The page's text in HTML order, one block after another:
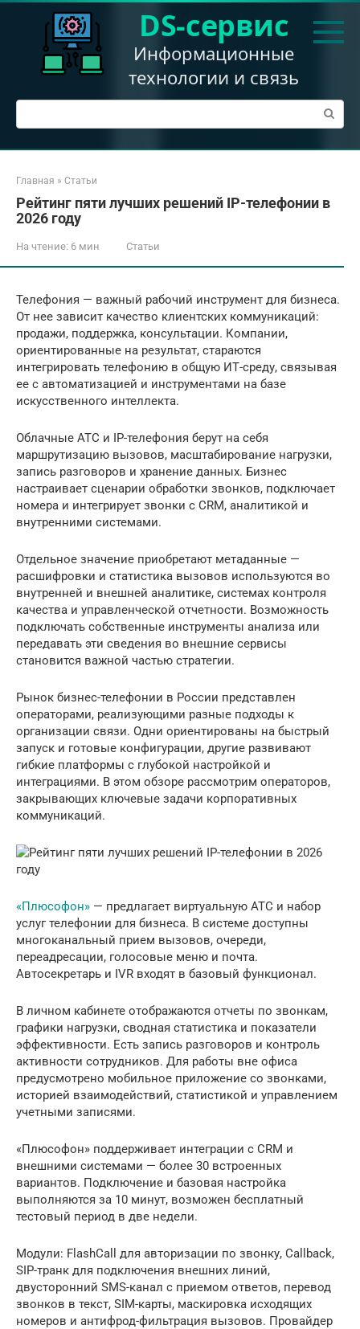
Перейти
DS-сервис
Информационные
технологии и связь
Поиск:
Главная » Статьи
Рейтинг пяти лучших решений IP-телефонии в
2026 году
На чтение: 6 мин Статьи
Телефония — важный рабочий инструмент для бизнеса.
От нее зависит качество клиентских коммуникаций:
продажи, поддержка, консультации. Компании,
ориентированные на результат, стараются
интегрировать телефонию в общую ИТ-среду, связывая
ее с автоматизацией и инструментами на базе
искусственного интеллекта.
Облачные АТС и IP-телефония берут на себя
маршрутизацию вызовов, масштабирование нагрузки,
запись разговоров и хранение данных. Бизнес
настраивает сценарии обработки звонков, подключает
номера и интегрирует звонки с CRM, аналитикой и
внутренними системами.
Отдельное значение приобретают метаданные —
расшифровки и статистика вызовов используются во
внутренней и внешней аналитике, системах контроля
качества и управленческой отчетности. Возможность
подключать собственные инструменты анализа или
передавать эти сведения во внешние сервисы
становится важной частью стратегии.
Рынок бизнес-телефонии в России представлен
операторами, реализующими разные подходы к
организации связи. Одни ориентированы на быстрый
запуск и готовые конфигурации, другие развивают
гибкие платформы с глубокой настройкой и
интеграциями. В этом обзоре рассмотрим операторов,
закрывающих ключевые задачи корпоративных
коммуникаций.
«Плюсофон» — предлагает виртуальную АТС и набор
услуг телефонии для бизнеса. В системе доступны
многоканальный прием вызовов, очереди,
переадресации, голосовые меню и почта.
Автосекретарь и IVR входят в базовый функционал.
В личном кабинете отображаются отчеты по звонкам,
графики нагрузки, сводная статистика и показатели
эффективности. Есть запись разговоров и контроль
активности сотрудников. Для работы вне офиса
предусмотрено мобильное приложение со звонками,
историей взаимодействий, статистикой и управлением
учетными записями.
«Плюсофон» поддерживает интеграции с CRM и
внешними системами — более 30 встроенных
вариантов. Подключение и базовая настройка
выполняются за 10 минут, возможен бесплатный
тестовый период в две недели.
Модули: FlashCall для авторизации по звонку, Callback,
SIP-транк для подключения внешних линий,
двусторонний SMS-канал с приемом ответов, перевод
звонков в текст, SIM-карты, маскировка исходящих
номеров и антифрод-фильтрация вызовов. Провайдер